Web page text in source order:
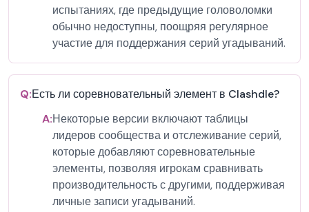
испытаниях, где предыдущие головоломки
обычно недоступны, поощряя регулярное
участие для поддержания серий угадываний.
Q:Есть ли соревновательный элемент в Clashdle?
A:Некоторые версии включают таблицы
лидеров сообщества и отслеживание серий,
которые добавляют соревновательные
элементы, позволяя игрокам сравнивать
производительность с другими, поддерживая
личные записи угадываний.